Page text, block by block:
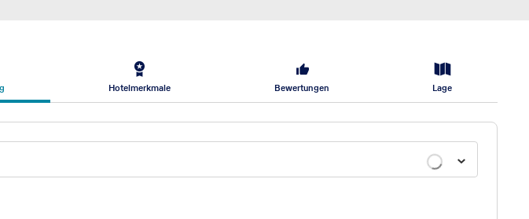
Hotelmerkmale Bewertungen Lage